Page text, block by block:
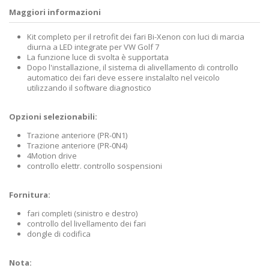
Maggiori informazioni
Kit completo per il retrofit dei fari Bi-Xenon con luci di marcia
diurna a LED integrate per VW Golf 7
La funzione luce di svolta è supportata
Dopo l'installazione, il sistema di alivellamento di controllo
automatico dei fari deve essere instalalto nel veicolo
utilizzando il software diagnostico
Opzioni selezionabili:
Trazione anteriore (PR-0N1)
Trazione anteriore (PR-0N4)
4Motion drive
controllo elettr. controllo sospensioni
Fornitura:
fari completi (sinistro e destro)
controllo del livellamento dei fari
dongle di codifica
Nota: